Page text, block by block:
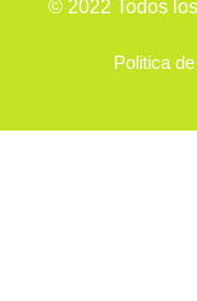
© 2022 Todos
Politica